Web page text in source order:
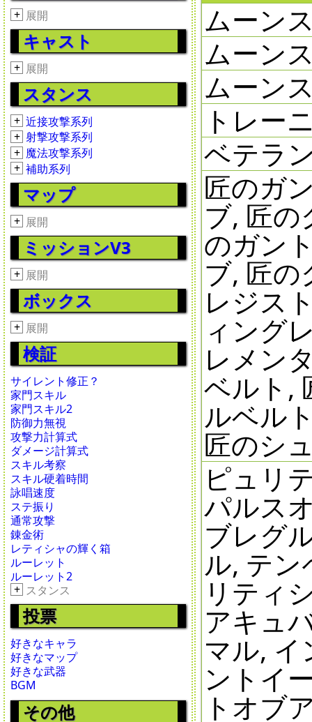
+ 展開
キャスト
+ 展開
スタンス
+ 近接攻撃系列
+ 射撃攻撃系列
+ 魔法攻撃系列
+ 補助系列
マップ
+ 展開
ミッションV3
+ 展開
ボックス
+ 展開
検証
サイレント修正？
家門スキル
家門スキル2
防御力無視
攻撃力計算式
ダメージ計算式
スキル考察
スキル硬着時間
詠唱速度
ステ振り
通常攻撃
錬金術
レティシャの輝く箱
ルーレット
ルーレット2
+ スタンス
投票
好きなキャラ
好きなマップ
好きな武器
BGM
その他
ムーン
ムーン
ムーン
トレー
ベテラ
匠のガ
ブ, 匠
のガン
ブ, 匠
レジス
ィング
レメン
ベルト,
ルベル
匠のシ
ピュリ
パルス
ブレグ
ル, テ
リティ
アキュ
マル,
ントイ
トオブ